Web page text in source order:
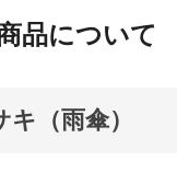
品について
（雨傘）